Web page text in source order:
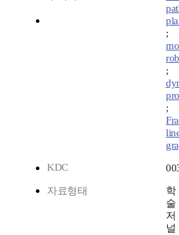
;
;
;
KDC
자료형태
학
술
저
널